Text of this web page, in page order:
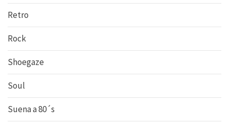
Retro
Rock
Shoegaze
Soul
Suena a 80´s